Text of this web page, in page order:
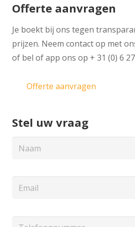
Offerte aanvragen
Je boekt bij ons tegen
prijzen. Neem contact op met
of bel of app ons op + 31 (0) 6
Offerte aanvragen
Stel uw vraag